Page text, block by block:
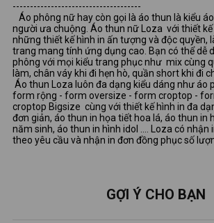
-------------------------------------
Áo phông nữ hay còn gọi là áo thun là kiểu
người ưa chuộng. Áo thun nữ Loza với thiết
những thiết kế hình in ấn tượng và độc quyền,
trang mang tính ứng dụng cao. Bạn có thể dễ
phông với mọi kiểu trang phục như mix cùng
làm, chân váy khi đi hẹn hò, quần short khi đi
Áo thun Loza luôn đa dạng kiểu dáng như áo
form rộng - form oversize - form croptop -
croptop Bigsize cùng với thiết kế hình in đa
đơn giản, áo thun in họa tiết hoa lá, áo thun in
năm sinh, áo thun in hình idol …. Loza có nhận
theo yêu cầu và nhận in đơn đồng phục số
GỢI Ý CHO BẠN